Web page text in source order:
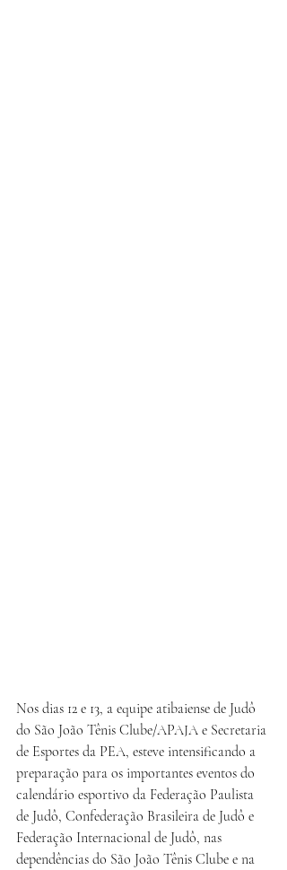
Nos dias 12 e 13, a equipe atibaiense de Judô
do São João Tênis Clube/APAJA e Secretaria
de Esportes da PEA, esteve intensificando a
preparação para os importantes eventos do
calendário esportivo da Federação Paulista
de Judô, Confederação Brasileira de Judô e
Federação Internacional de Judô, nas
dependências do São João Tênis Clube e na